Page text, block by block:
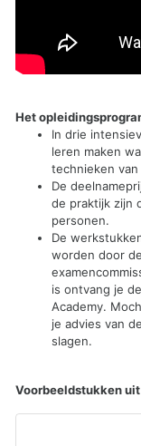
Het
In drie
leren maken
technieken van
De
de praktijk zijn
personen.
De
worden door
is ontvang je
Academy.
je advies van
slagen.
Voorbeeldstukken